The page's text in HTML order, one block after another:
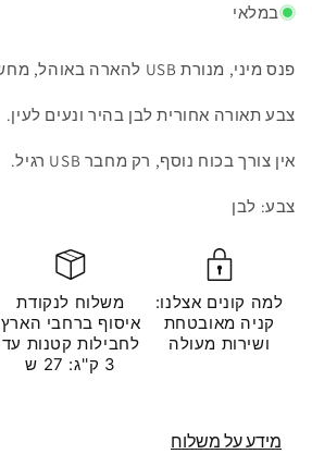
במלאי
פנס מיני, מנורת USB להארה באוהל, מחשב נייד, מחנה וכו'.
צבע תאורה אחורית לבן בהיר ונעים לעין.
אין צורך בכוח נוסף, רק מחבר USB רגיל.
צבע: לבן
למה קונים אצלנו:
קניה מאובטחת
ושירות מעולה
משלוח לנקודת
איסוף ברחבי הארץ
לחבילות קטנות עד
3 ק''ג: 27 ש
מידע על משלוח